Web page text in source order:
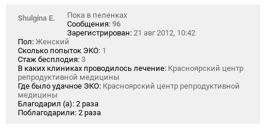
Shulgina E.
Пока в пеленках
Сообщения: 96
Зарегистрирован: 21 авг 2012, 10:42
Пол: Женский
Сколько попыток ЭКО: 1
Стаж бесплодия: 3
В каких клиниках проводилось лечение: Красноярский центр
репродуктивной медицины
Где было удачное ЭКО: Красноярский центр репродуктивной
медицины
Благодарил (а): 2 раза
Поблагодарили: 2 раза